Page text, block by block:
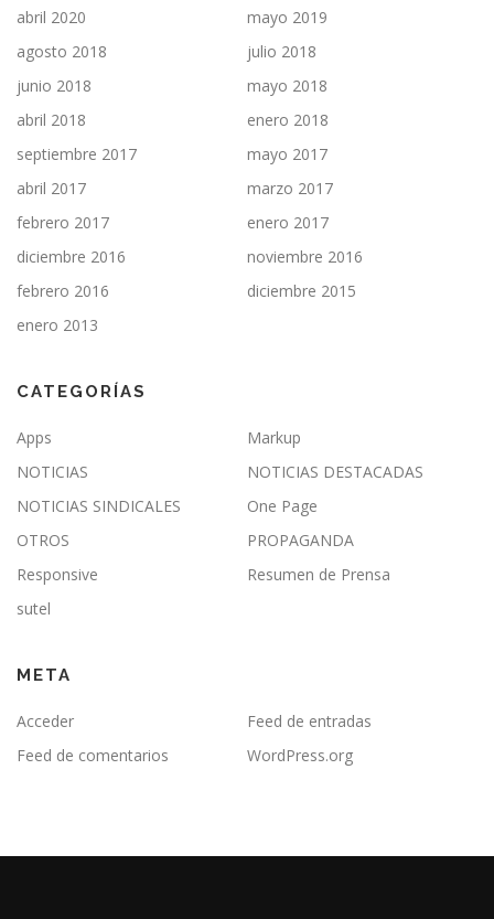
abril 2020
mayo 2019
agosto 2018
julio 2018
junio 2018
mayo 2018
abril 2018
enero 2018
septiembre 2017
mayo 2017
abril 2017
marzo 2017
febrero 2017
enero 2017
diciembre 2016
noviembre 2016
febrero 2016
diciembre 2015
enero 2013
CATEGORÍAS
Apps
Markup
NOTICIAS
NOTICIAS DESTACADAS
NOTICIAS SINDICALES
One Page
OTROS
PROPAGANDA
Responsive
Resumen de Prensa
sutel
META
Acceder
Feed de entradas
Feed de comentarios
WordPress.org